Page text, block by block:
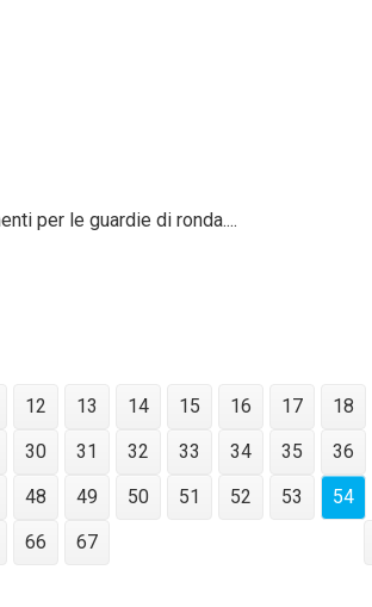
per le guardie di ronda....
12 13 14 15 16 17
18
30 31 32 33 34 35
36
48 49 50 51 52 53
54
66 67